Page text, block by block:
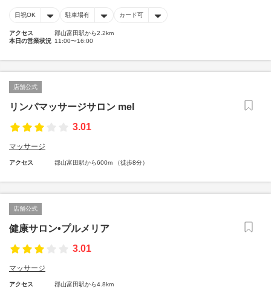
日祝OK 駐車場有 カード可
アクセス
郡山富田駅から2.2km
本日の営業状況 11:00〜16:00
店舗公式
リンパマッサージサロン mel
3.01
マッサージ
アクセス 郡山富田駅から600m （徒歩8分）
店舗公式
健康サロン•プルメリア
3.01
マッサージ
アクセス 郡山富田駅から4.8km